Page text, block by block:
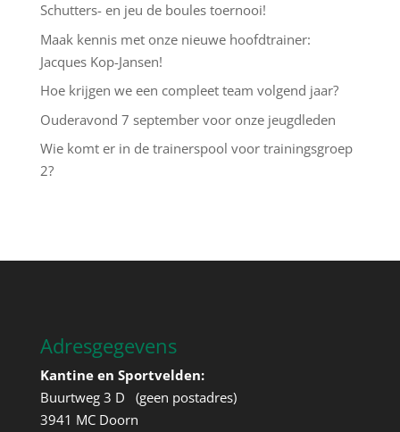
Schutters- en jeu de boules toernooi!
Maak kennis met onze nieuwe hoofdtrainer:
Jacques Kop-Jansen!
Hoe krijgen we een compleet team volgend jaar?
Ouderavond 7 september voor onze jeugdleden
Wie komt er in de trainerspool voor trainingsgroep
2?
Adresgegevens
Kantine en Sportvelden:
Buurtweg 3 D (geen postadres)
3941 MC Doorn